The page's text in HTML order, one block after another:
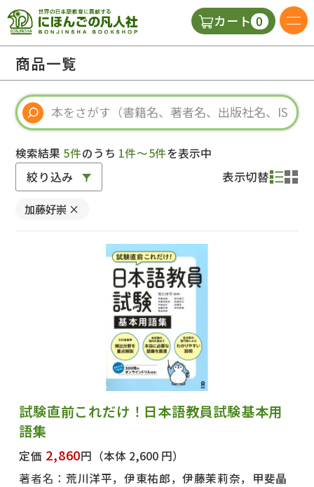
カート 0
視聴覚・補助教材
教師用参考書
商品一覧
検索結果 5件のうち 1件～5件を表示中
絞り込み 表示切替
加藤好崇 ×
試験直前これだけ！日本語教員試験基本用
語集
定価 2,860円 （本体 2,600 円）
著者名： 荒川洋平，伊東祐郎，伊藤茉莉奈，甲斐晶